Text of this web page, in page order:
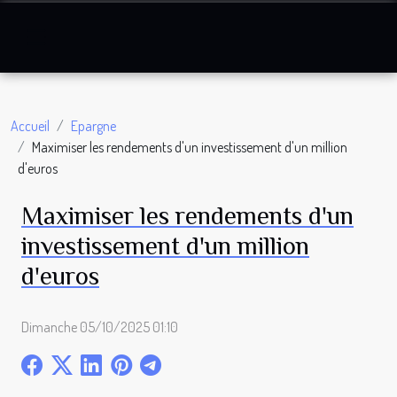
Accueil
Epargne
Maximiser les rendements d'un investissement d'un million
d'euros
Maximiser les rendements d'un
investissement d'un million
d'euros
Dimanche 05/10/2025 01:10